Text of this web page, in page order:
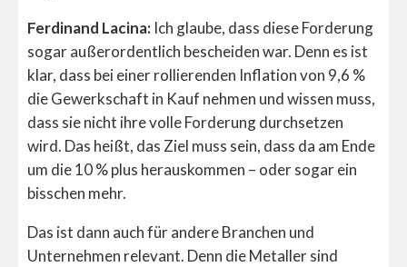
Ferdinand Lacina: Ich glaube, dass diese Forderung
sogar außerordentlich bescheiden war. Denn es ist
klar, dass bei einer rollierenden Inflation von 9,6 %
die Gewerkschaft in Kauf nehmen und wissen muss,
dass sie nicht ihre volle Forderung durchsetzen
wird. Das heißt, das Ziel muss sein, dass da am Ende
um die 10 % plus herauskommen – oder sogar ein
bisschen mehr.
Das ist dann auch für andere Branchen und
Unternehmen relevant. Denn die Metaller sind